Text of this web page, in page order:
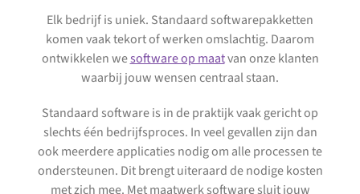
Elk bedrijf is uniek. Standaard softwarepakketten
komen vaak tekort of werken omslachtig. Daarom
ontwikkelen wesoftware op maatvan onze klanten
waarbij jouw wensen centraal staan.
Standaard software is in de praktijk vaak gericht op
slechts één bedrijfsproces. In veel gevallen zijn dan
ook meerdere applicaties nodig om alle processen te
ondersteunen. Dit brengt uiteraard de nodige kosten
met zich mee. Met maatwerk software sluit jouw